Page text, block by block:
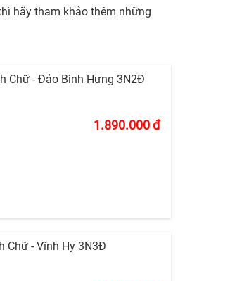
hãy tham khảo thêm những
Chữ - Đảo Bình Hưng 3N2Đ
1.890.000đ
Chữ - Vĩnh Hy 3N3Đ